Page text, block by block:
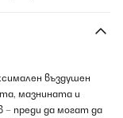
въздушен
мазнината и
– преди да могат да